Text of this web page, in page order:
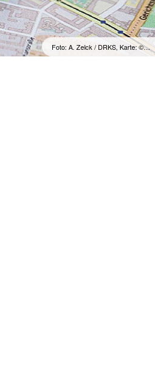
Foto: A. Zelck / DRKS, Karte: ©…